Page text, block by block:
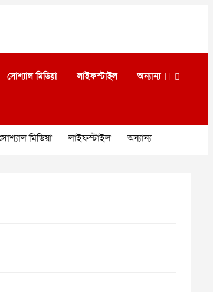
সোশ্যাল মিডিয়া লাইফস্টাইল অন্যান্য
মিডিয়া লাইফস্টাইল অন্যান্য